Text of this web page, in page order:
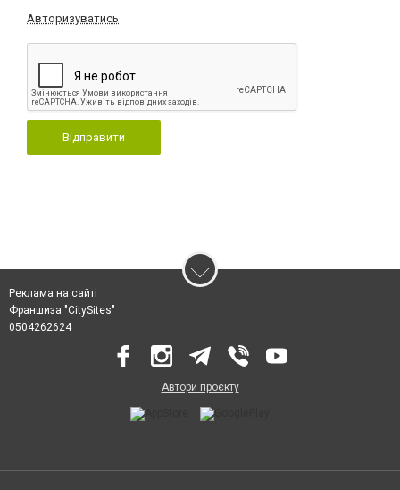
Авторизуватись
Відправити
Реклама на сайті
Франшиза "CitySites"
0504262624
Автори проєкту